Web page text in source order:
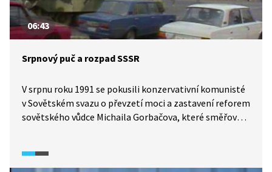
06:43
Srpnový puč a rozpad SSSR
V srpnu roku 1991 se pokusili konzervativní komunisté
v Sovětském svazu o převzetí moci a zastavení reforem
sovětského vůdce Michaila Gorbačova, které směřovaly
Pučisté však brzy ztratili podporu armády a proti nim